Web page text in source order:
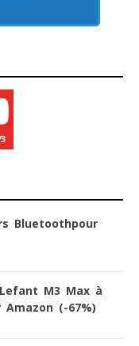
Bluetoothpour
M3 Max à
(-67%)